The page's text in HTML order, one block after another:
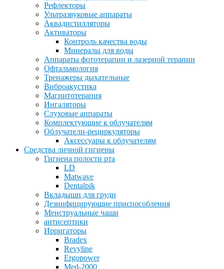
Рефлекторы
Ультразвуковые аппараты
Аквадистилляторы
Активаторы
Контроль качества воды
Минералы для воды
Аппараты фототерапии и лазерной терапии
Офтальмология
Тренажеры дыхательные
Виброакустика
Магнитотерапия
Ингаляторы
Слуховые аппараты
Комплектующие к облучателям
Облучатели-рециркуляторы
Аксессуары к облучателям
Средства личной гигиены
Гигиена полости рта
LD
Matwave
Dentalpik
Вкладыши для груди
Дезинфицирующие приспособления
Менструальные чаши
антисептики
Ирригаторы
Bradex
Revyline
Ergopower
Med-2000